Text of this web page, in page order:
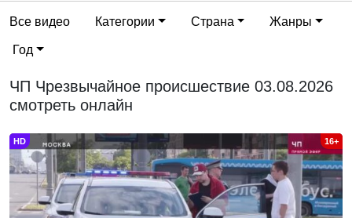
Все видео Категории Страна Жанры
Год
ЧП Чрезвычайное происшествие 03.08.2026
смотреть онлайн
HD 16+